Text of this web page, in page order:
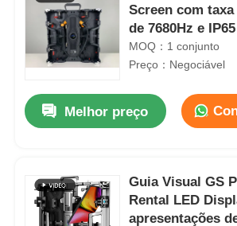
Screen com
de 7680Hz e
d'água para ecrã
vídeo LED
MOQ：1 conjunto
Preço：Negociável
Melhor preço
Guia Visual GS
Rental LED
apresentações